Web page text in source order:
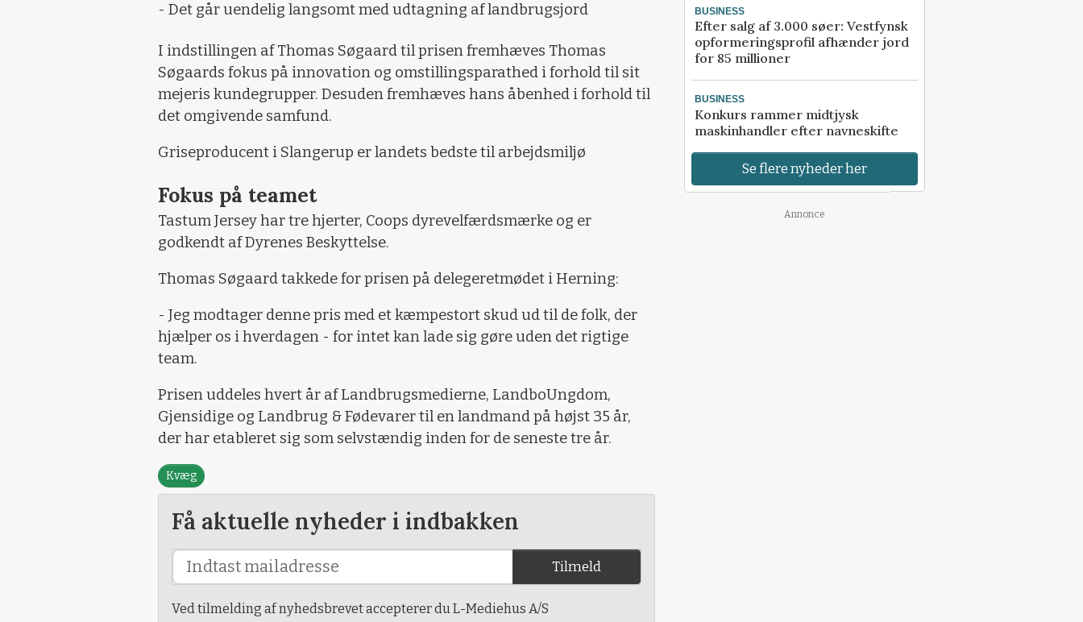
- Det går uendelig langsomt med udtagning af landbrugsjord
I indstillingen af Thomas Søgaard til prisen fremhæves Thomas
Søgaards fokus på innovation og omstillingsparathed i forhold til sit
mejeris kundegrupper. Desuden fremhæves hans åbenhed i forhold til
det omgivende samfund.
Griseproducent i Slangerup er landets bedste til arbejdsmiljø
Fokus på teamet
Tastum Jersey har tre hjerter, Coops dyrevelfærdsmærke og er
godkendt af Dyrenes Beskyttelse.
Thomas Søgaard takkede for prisen på delegeretmødet i Herning:
- Jeg modtager denne pris med et kæmpestort skud ud til de folk, der
hjælper os i hverdagen - for intet kan lade sig gøre uden det rigtige
team.
Prisen uddeles hvert år af Landbrugsmedierne, LandboUngdom,
Gjensidige og Landbrug & Fødevarer til en landmand på højst 35 år,
der har etableret sig som selvstændig inden for de seneste tre år.
Kvæg
Få aktuelle nyheder i indbakken
Tilmeld
Ved tilmelding af nyhedsbrevet accepterer du L-Mediehus A/S
BUSINESS
Efter salg af 3.000 søer: Vestfynsk
opformeringsprofil afhænder jord
for 85 millioner
BUSINESS
Konkurs rammer midtjysk
maskinhandler efter navneskifte
Se flere nyheder her
Annonce